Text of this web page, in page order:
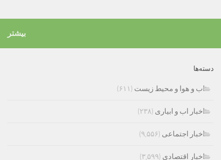
بیشتر
دسته‌ها
اب و هوا و محیط زیست (۶۱۱)
اخبار اب و ابیاری (۲۳۸)
اخبار اجتماعی (۹,۵۵۶)
اخبار اقتصادی (۳,۵۹۹)